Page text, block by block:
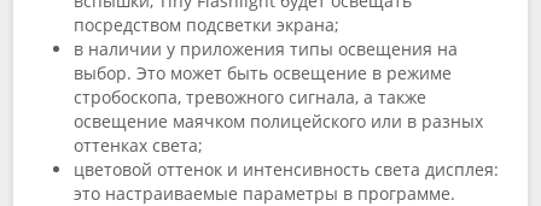
посредством подсветки экрана;
в наличии у приложения типы освещения на
выбор. Это может быть освещение в режиме
стробоскопа, тревожного сигнала, а также
освещение маячком полицейского или в разных
оттенках света;
цветовой оттенок и интенсивность света дисплея:
это настраиваемые параметры в программе.